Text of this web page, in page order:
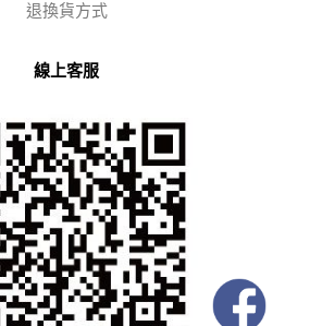
退換貨方式
線上客服